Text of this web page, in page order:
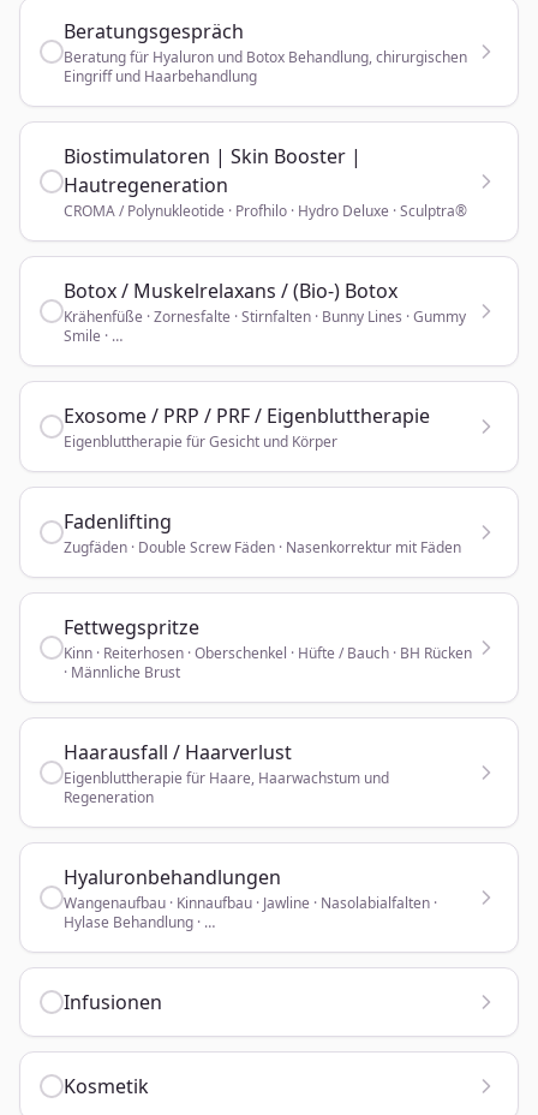
Beratungsgespräch
Beratung für Hyaluron und Botox Behandlung, chirurgischen
Eingriff und Haarbehandlung
Biostimulatoren | Skin Booster |
Hautregeneration
CROMA / Polynukleotide · Profhilo · Hydro Deluxe · Sculptra®
Botox / Muskelrelaxans / (Bio-) Botox
Krähenfüße · Zornesfalte · Stirnfalten · Bunny Lines · Gummy
Smile · …
Exosome / PRP / PRF / Eigenbluttherapie
Eigenbluttherapie für Gesicht und Körper
Fadenlifting
Zugfäden · Double Screw Fäden · Nasenkorrektur mit Fäden
Fettwegspritze
Kinn · Reiterhosen · Oberschenkel · Hüfte / Bauch · BH Rücken
· Männliche Brust
Haarausfall / Haarverlust
Eigenbluttherapie für Haare, Haarwachstum und
Regeneration
Hyaluronbehandlungen
Wangenaufbau · Kinnaufbau · Jawline · Nasolabialfalten ·
Hylase Behandlung · …
Infusionen
Kosmetik